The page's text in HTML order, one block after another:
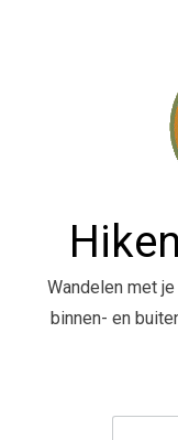
Wandelen met
binnen- en